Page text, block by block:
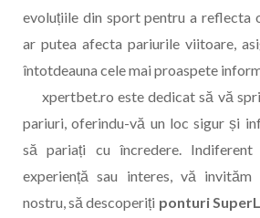
evoluțiile din sport pentru a reflecta
ar putea afecta pariurile viitoare,
întotdeauna cele mai proaspete
xpertbet.ro este dedicat să vă
pariuri, oferindu-vă un loc sigur și
să pariați cu încredere.
experiență sau interes, vă
nostru, să descoperiți ponturi